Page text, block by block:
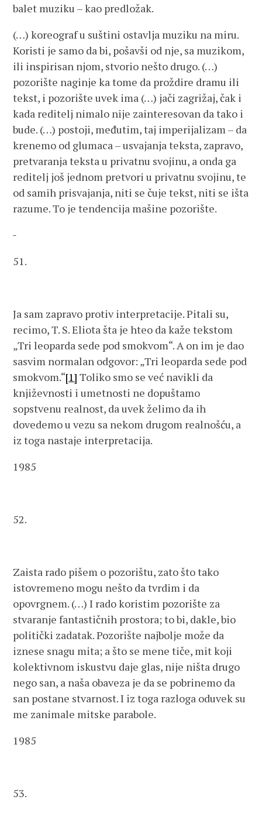
balet muziku – kao predložak.
(…) koreograf u suštini ostavlja muziku na miru.
Koristi je samo da bi, pošavši od nje, sa muzikom,
ili inspirisan njom, stvorio nešto drugo. (…)
pozorište naginje ka tome da proždire dramu ili
tekst, i pozorište uvek ima (…) jači zagrižaj, čak i
kada reditelj nimalo nije zainteresovan da tako i
bude. (…) postoji, međutim, taj imperijalizam – da
krenemo od glumaca – usvajanja teksta, zapravo,
pretvaranja teksta u privatnu svojinu, a onda ga
reditelj još jednom pretvori u privatnu svojinu, te
od samih prisvajanja, niti se čuje tekst, niti se išta
razume. To je tendencija mašine pozorište.
51.
Ja sam zapravo protiv interpretacije. Pitali su,
recimo, T. S. Eliota šta je hteo da kaže tekstom
„Tri leoparda sede pod smokvom“. A on im je dao
sasvim normalan odgovor: „Tri leoparda sede pod
smokvom.“[1] Toliko smo se već navikli da
književnosti i umetnosti ne dopuštamo
sopstvenu realnost, da uvek želimo da ih
dovedemo u vezu sa nekom drugom realnošću, a
iz toga nastaje interpretacija.
1985
52.
Zaista rado pišem o pozorištu, zato što tako
istovremeno mogu nešto da tvrdim i da
opovrgnem. (…) I rado koristim pozorište za
stvaranje fantastičnih prostora; to bi, dakle, bio
politički zadatak. Pozorište najbolje može da
iznese snagu mita; a što se mene tiče, mit koji
kolektivnom iskustvu daje glas, nije ništa drugo
nego san, a naša obaveza je da se pobrinemo da
san postane stvarnost. I iz toga razloga oduvek su
me zanimale mitske parabole.
1985
53.